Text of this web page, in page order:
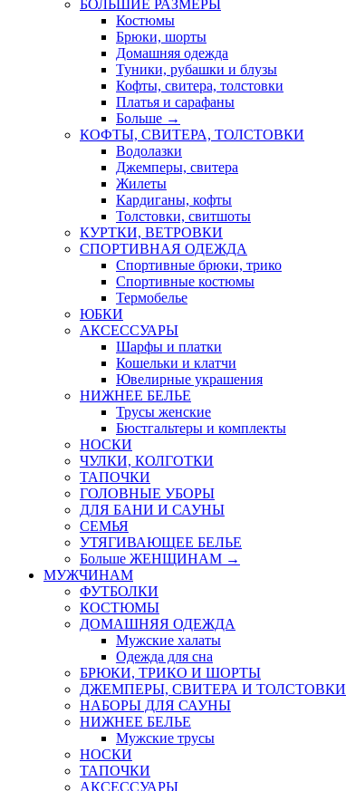
БОЛЬШИЕ РАЗМЕРЫ
Костюмы
Брюки, шорты
Домашняя одежда
Туники, рубашки и блузы
Кофты, свитера, толстовки
Платья и сарафаны
Больше →
КОФТЫ, СВИТЕРА, ТОЛСТОВКИ
Водолазки
Джемперы, свитера
Жилеты
Кардиганы, кофты
Толстовки, свитшоты
КУРТКИ, ВЕТРОВКИ
СПОРТИВНАЯ ОДЕЖДА
Спортивные брюки, трико
Спортивные костюмы
Термобелье
ЮБКИ
AКСЕССУАРЫ
Шарфы и платки
Кошельки и клатчи
Ювелирные украшения
НИЖНЕЕ БЕЛЬЕ
Трусы женские
Бюстгальтеры и комплекты
НОСКИ
ЧУЛКИ, КОЛГОТКИ
ТАПОЧКИ
ГОЛОВНЫЕ УБОРЫ
ДЛЯ БАНИ И САУНЫ
СЕМЬЯ
УТЯГИВАЮЩЕЕ БЕЛЬЕ
Больше ЖЕНЩИНАМ →
МУЖЧИНАМ
ФУТБОЛКИ
КОСТЮМЫ
ДОМАШНЯЯ ОДЕЖДА
Мужские халаты
Одежда для сна
БРЮКИ, ТРИКО И ШОРТЫ
ДЖЕМПЕРЫ, СВИТЕРА И ТОЛСТОВКИ
НАБОРЫ ДЛЯ САУНЫ
НИЖНЕЕ БЕЛЬЕ
Мужские трусы
НОСКИ
ТАПОЧКИ
АКСЕССУАРЫ